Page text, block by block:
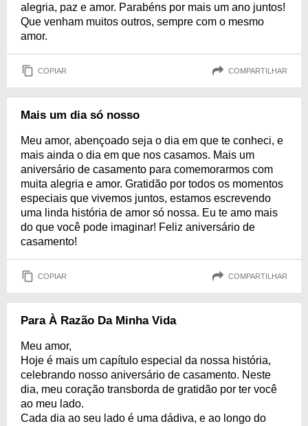
alegria, paz e amor. Parabéns por mais um ano juntos!
Que venham muitos outros, sempre com o mesmo
amor.
COPIAR COMPARTILHAR
Mais um dia só nosso
Meu amor, abençoado seja o dia em que te conheci, e
mais ainda o dia em que nos casamos. Mais um
aniversário de casamento para comemorarmos com
muita alegria e amor. Gratidão por todos os momentos
especiais que vivemos juntos, estamos escrevendo
uma linda história de amor só nossa. Eu te amo mais
do que você pode imaginar! Feliz aniversário de
casamento!
COPIAR COMPARTILHAR
Para À Razão Da Minha Vida
Meu amor,
Hoje é mais um capítulo especial da nossa história,
celebrando nosso aniversário de casamento. Neste
dia, meu coração transborda de gratidão por ter você
ao meu lado.
Cada dia ao seu lado é uma dádiva, e ao longo do